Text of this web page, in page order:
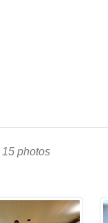
15 photos